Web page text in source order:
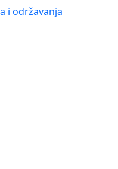
i održavanja